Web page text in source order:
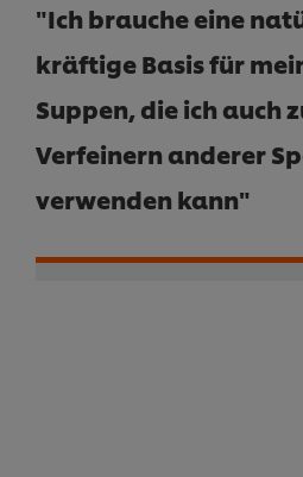
"Ich brauche eine
kräftige Basis für
Suppen, die ich auch
Verfeinern anderer
verwenden kann"